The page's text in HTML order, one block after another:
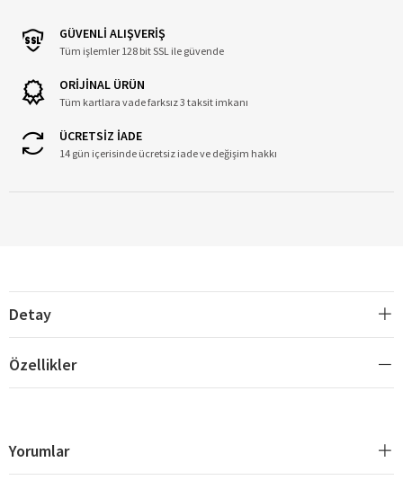
GÜVENLİ ALIŞVERİŞ
Tüm işlemler 128 bit SSL ile güvende
ORİJİNAL ÜRÜN
Tüm kartlara vade farksız 3 taksit imkanı
ÜCRETSİZ İADE
14 gün içerisinde ücretsiz iade ve değişim hakkı
Detay
Özellikler
Yorumlar